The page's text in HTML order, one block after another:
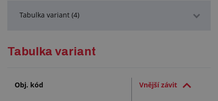
Tabulka variant (4)
Tabulka variant
Obj. kód Vnější závit